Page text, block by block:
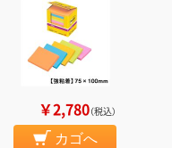
￥2,780（税込）
カゴへ